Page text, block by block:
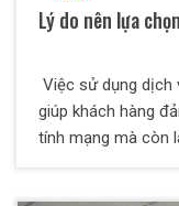
Lý do nên lựa
Việc sử dụng dịch
giúp khách hàng
tính mạng mà còn